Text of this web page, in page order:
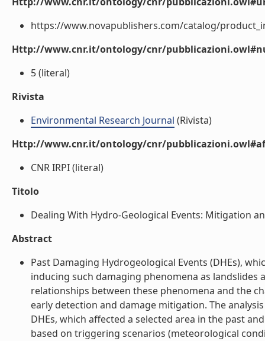
https://www.novapublishers.com/catalog/
Http://www.cnr.it/ontology/cnr/
5 (literal)
Rivista
Environmental Research Journal (Rivista)
Http://www.cnr.it/ontology/cnr/
CNR IRPI (literal)
Titolo
Dealing With Hydro-Geological Events: Mitigation
Abstract
Past Damaging Hydrogeological Events (DHEs),
inducing such damaging phenomena as
relationships between these phenomena and the
early detection and damage mitigation. The
DHEs, which affected a selected area in the past
based on triggering scenarios (meteorological